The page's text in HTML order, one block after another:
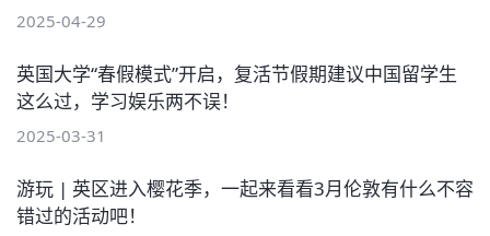
2025-04-29
英国大学“春假模式”开启，复活节假期建议中国留学生
这么过，学习娱乐两不误！
2025-03-31
游玩 | 英区进入樱花季，一起来看看3月伦敦有什么不容
错过的活动吧！